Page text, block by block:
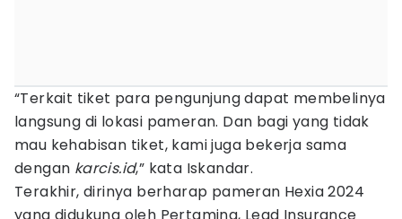
“Terkait tiket para pengunjung dapat membelinya
langsung di lokasi pameran. Dan bagi yang tidak
mau kehabisan tiket, kami juga bekerja sama
dengan karcis.id,” kata Iskandar.
Terakhir, dirinya berharap pameran Hexia 2024